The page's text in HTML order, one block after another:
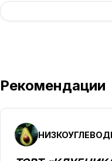
Рекомендации